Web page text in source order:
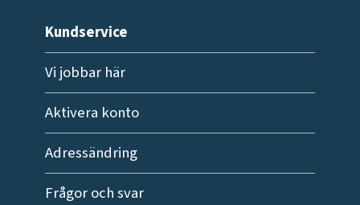
Kundservice
Vi jobbar här
Aktivera konto
Adressändring
Frågor och svar